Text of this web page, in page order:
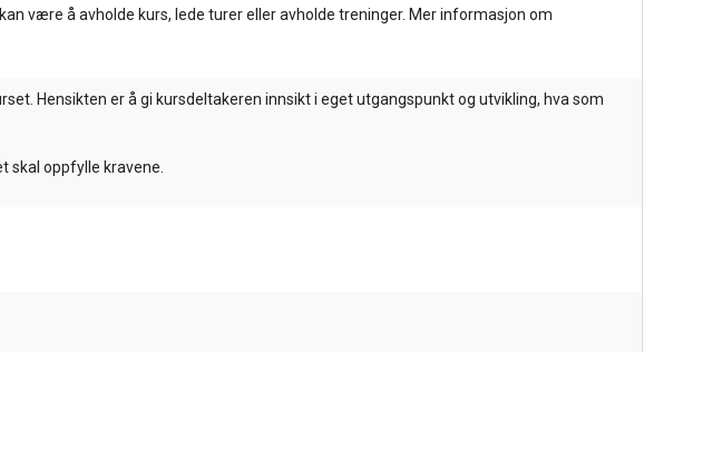
være å avholde kurs, lede turer eller avholde treninger. Mer informasjon om
Hensikten er å gi kursdeltakeren innsikt i eget utgangspunkt og utvikling, hva som
skal oppfylle kravene.